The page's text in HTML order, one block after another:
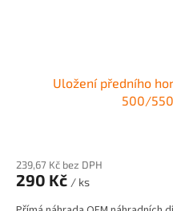
Uložení předního
500/
239,67 Kč bez DPH
290 Kč / ks